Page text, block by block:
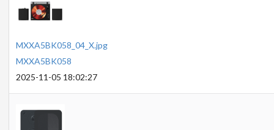
MXXA5BK058_04_X.jpg
MXXA5BK058
2025-11-05 18:02:27